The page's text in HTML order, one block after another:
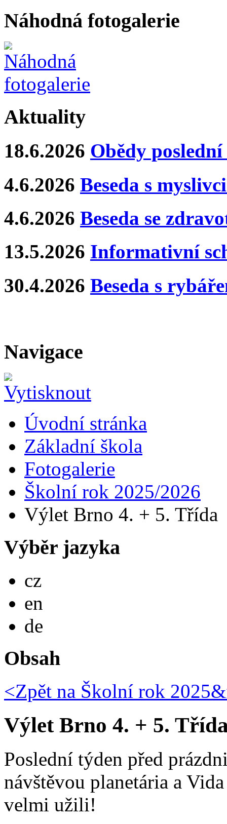
Náhodná fotogalerie
Aktuality
18.6.2026 Obědy
4.6.2026 Beseda s
4.6.2026 Beseda se
13.5.2026 Informativní
30.4.2026 Beseda s
Navigace
Úvodní stránka
Základní škola
Fotogalerie
Školní rok 2025/2026
Výlet Brno 4. + 5. Třída
Výběr jazyka
cz
en
de
Obsah
<Zpět na Školní rok
Výlet Brno 4. + 5.
Poslední týden před
návštěvou planetária a
velmi užili!